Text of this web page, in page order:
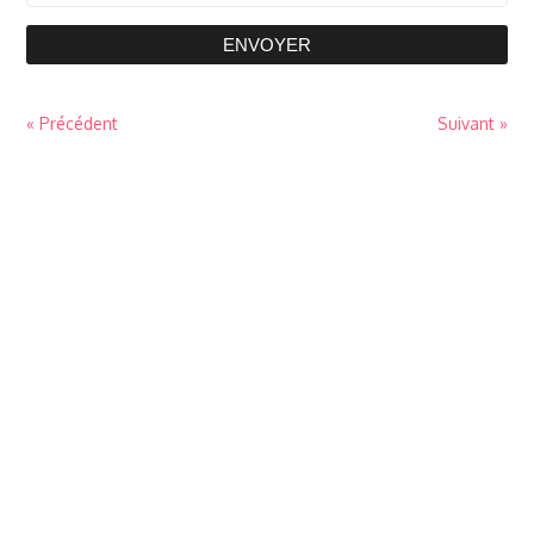
ENVOYER
« Précédent Suivant »